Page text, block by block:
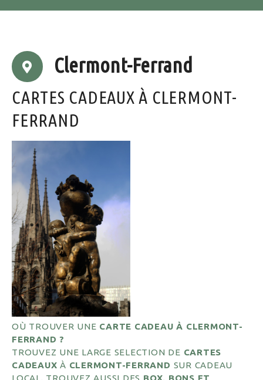
Clermont-Ferrand
CARTES CADEAUX À CLERMONT-
FERRAND
OÙ TROUVER UNE CARTE CADEAU À CLERMONT-
FERRAND ?
TROUVEZ UNE LARGE SELECTION DE CARTES
CADEAUX À CLERMONT-FERRAND SUR CADEAU